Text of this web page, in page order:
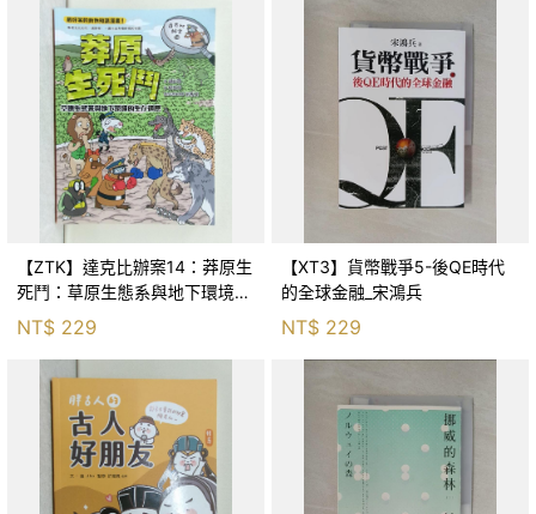
【ZTK】達克比辦案14：莽原生
死鬥：草原生態系與地下環境的
生存適應_柯智元
NT$ 229
【XT3】貨幣戰爭5-後QE時代
的全球金融_宋鴻兵
NT$ 229